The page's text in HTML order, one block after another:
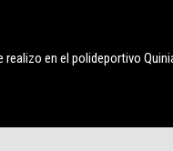
realizo en el polideportivo